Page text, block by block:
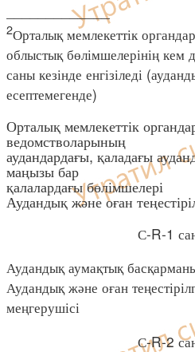
_____________
2Орталық мемлекеттік
облыстық бөлімшелерінің кем
саны кезінде енгізіледі
есептемегенде)
Орталық мемлекеттік
ведомстволарының
аудандардағы, қаладағы
маңызы бар
қалалардағы бөлімшелері
Аудандық және оған
С-R-1
Аудандық аумақтық
Аудандық және оған
меңгерушісі
С-R-2